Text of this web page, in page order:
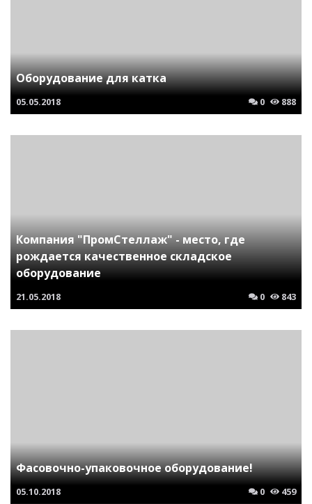
Оборудование для катка
05.05.2018 0 888
Компания "ПромСтеллаж" - место, где
рождается качественное складское
оборудование
21.05.2018 0 843
Фасовочно-упаковочное оборудование!
05.10.2018 0 459